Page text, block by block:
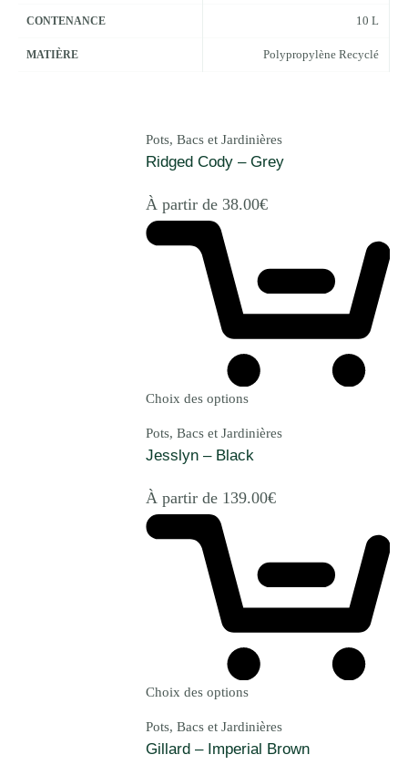
CONTENANCE 10 L
MATIÈRE Polypropylène Recyclé
Pots, Bacs et Jardinières
Ridged Cody – Grey
À partir de 38.00€
Choix des options
Pots, Bacs et Jardinières
Jesslyn – Black
À partir de 139.00€
Choix des options
Pots, Bacs et Jardinières
Gillard – Imperial Brown